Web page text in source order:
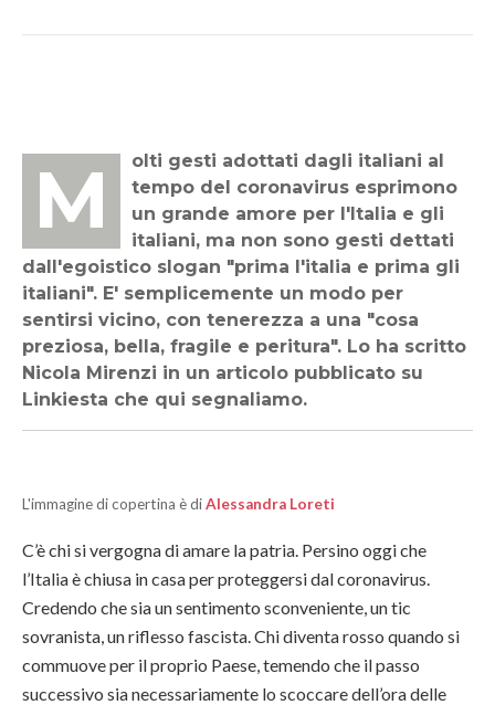
Molti gesti adottati dagli italiani al
tempo del coronavirus esprimono
un grande amore per l'Italia e gli
italiani, ma non sono gesti dettati
dall'egoistico slogan "prima l'italia e prima gli
italiani". E' semplicemente un modo per
sentirsi vicino, con tenerezza a una "cosa
preziosa, bella, fragile e peritura". Lo ha scritto
Nicola Mirenzi in un articolo pubblicato su
Linkiesta che qui segnaliamo.
L'immagine di copertina è diAlessandra Loreti
C’è chi si vergogna di amare la patria. Persino oggi che
l’Italia è chiusa in casa per proteggersi dal coronavirus.
Credendo che sia un sentimento sconveniente, un tic
sovranista, un riflesso fascista. Chi diventa rosso quando si
commuove per il proprio Paese, temendo che il passo
successivo sia necessariamente lo scoccare dell’ora delle